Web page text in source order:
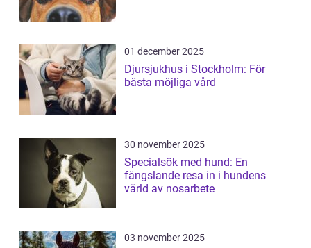
01 december 2025
Djursjukhus i Stockholm: För
bästa möjliga vård
30 november 2025
Specialsök med hund: En
fängslande resa in i hundens
värld av nosarbete
03 november 2025